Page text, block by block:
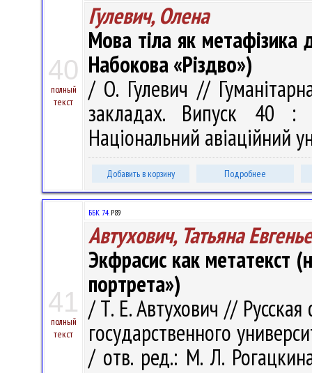
40
полный
текст
Гулевич, Олена
Мова тіла як метафізика
Набокова «Різдво»)
/ О. Гулевич //
закладах. Випуск 40
Національний авіаційний
Добавить в корзину Подробнее
41
полный
текст
ББК 74.Р89
Автухович, Татьяна
Экфрасис как метатекст
портрета»)
/ Т. Е. Автухович //
государственного
/ отв. ред.: М. Л.